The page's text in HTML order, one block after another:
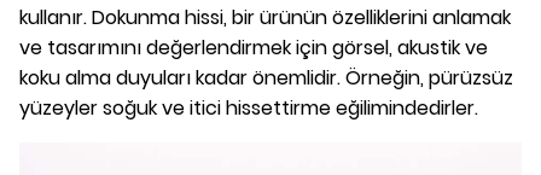
kullanır. Dokunma hissi, bir ürünün özelliklerini anlamak
ve tasarımını değerlendirmek için görsel, akustik ve
koku alma duyuları kadar önemlidir. Örneğin, pürüzsüz
yüzeyler soğuk ve itici hissettirme eğilimindedirler.